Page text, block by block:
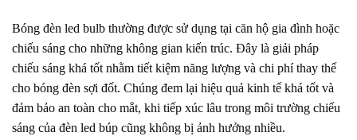
Bóng đèn led bulb thường được sử dụng tại căn hộ gia đình hoặc
chiếu sáng cho những không gian kiến trúc. Đây là giải pháp
chiếu sáng khá tốt nhằm tiết kiệm năng lượng và chi phí thay thế
cho bóng đèn sợi đốt. Chúng đem lại hiệu quả kinh tế khá tốt và
đảm bảo an toàn cho mắt, khi tiếp xúc lâu trong môi trường chiếu
sáng của đèn led búp cũng không bị ảnh hưởng nhiều.